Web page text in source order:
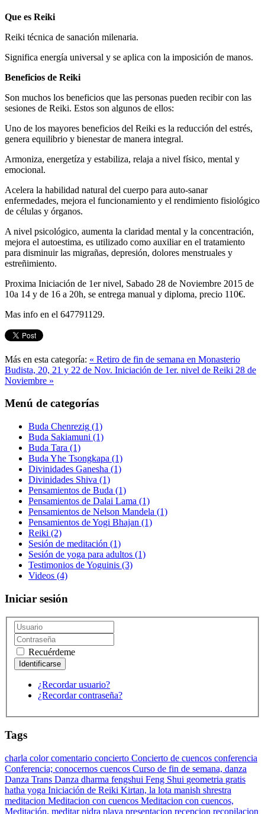
Que es Reiki
Reiki técnica de sanación milenaria.
Significa energía universal y se aplica con la imposición de manos.
Beneficios de Reiki
Son muchos los beneficios que las personas pueden recibir con las
sesiones de Reiki. Estos son algunos de ellos:
Uno de los mayores beneficios del Reiki es la reducción del estrés,
genera equilibrio y bienestar de manera integral.
Armoniza, energetíza y estabiliza, relaja a nivel físico, mental y
emocional.
Acelera la habilidad natural del cuerpo para auto-sanar
enfermedades, mejora el funcionamiento y el rendimiento fisiológico
de células y órganos.
A nivel psicológico, aumenta la claridad mental y la concentración,
mejora el autoestima, es utilizado como auxiliar en el tratamiento
para disminuir las migrañas, depresión, dolores menstruales y
estreñimiento.
Proxima Iniciación de 1er nivel, Sabado 28 de Noviembre 2015 de
10a 14 y de 16 a 20h, se entrega manual y diploma, precio 110€.
Mas info en el 647791129.
Más en esta categoría: « Retiro de fin de semana en Monasterio
Budista, 20, 21 y 22 de Nov. Iniciación de 1er. nivel de Reiki 28 de
Noviembre »
Menú de categorías
Buda Chenrezig (1)
Buda Sakiamuni (1)
Buda Tara (1)
Buda Yhe Tsongkapa (1)
Divinidades Ganesha (1)
Divinidades Shiva (1)
Pensamientos de Buda (1)
Pensamientos de Dalai Lama (1)
Pensamientos de Nelson Mandela (1)
Pensamientos de Yogi Bhajan (1)
Reiki (2)
Sesión de meditación (1)
Sesión de yoga para adultos (1)
Testimonios de Yoguinis (3)
Videos (4)
Iniciar sesión
Recuérdeme
¿Recordar usuario?
¿Recordar contraseña?
Tags
charla colorcomentario concierto Concierto de cuencos conferencia
Conferencia; conocernos cuencos Curso de fin de semana, danza
Danza Trans Danza dharma fengshui Feng Shui geometria gratis
hatha yoga Iniciación de Reiki Kirtan, la lota manish shrestra
meditacion Meditacion con cuencos Meditacion con cuencos,
Meditación, meditarnidra playa presentacion recepcion recopilacion